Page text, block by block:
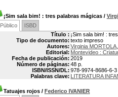
¡Sim sala bim! : tres palabras mágicas /
Público
ISBD
Título : ¡Sim sala bim! :
Tipo de documento: texto impreso
Autores: Virginia MORTOLA
Editorial: Montevideo :
Fecha de publicación: 2019
Número de páginas: 48 p.
ISBN/ISSN/DL: 978-9974-8686-6-3
Palabras clave: LITERATURA
Tatuajes rojos / Federico IVANIER